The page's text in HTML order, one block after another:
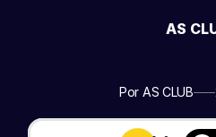
Por AS CLUB
AS